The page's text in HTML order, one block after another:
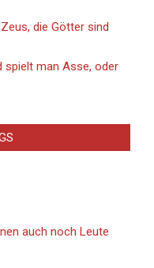
die Götter sind
spielt man Asse, oder
auch noch Leute